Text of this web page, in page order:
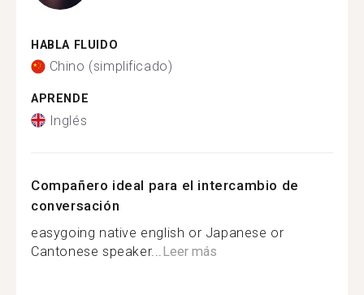
HABLA FLUIDO
Chino (simplificado)
APRENDE
Inglés
Compañero ideal para el intercambio de
conversación
easygoing native english or Japanese or
Cantonese speaker... Leer más